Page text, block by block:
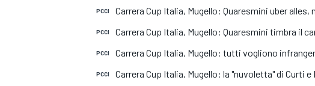
PCCI Carrera Cup Italia, Mugello: Quaresmini uber alles,
PCCI Carrera Cup Italia, Mugello: Quaresmini timbra il
PCCI Carrera Cup Italia, Mugello: tutti vogliono
PCCI Carrera Cup Italia, Mugello: la "nuvoletta" di Curti